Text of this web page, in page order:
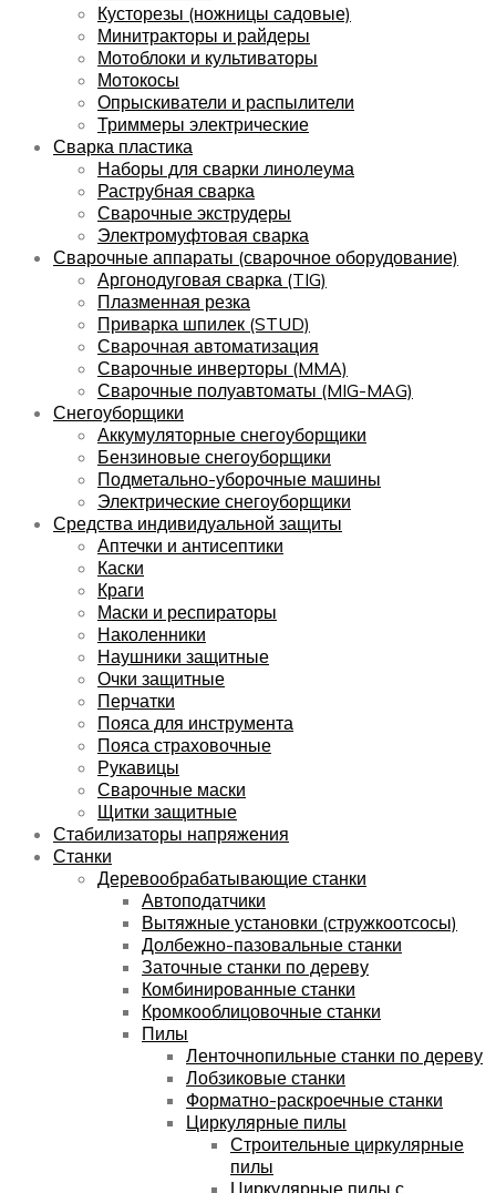
Кусторезы (ножницы садовые)
Минитракторы и райдеры
Мотоблоки и культиваторы
Мотокосы
Опрыскиватели и распылители
Триммеры электрические
Сварка пластика
Наборы для сварки линолеума
Раструбная сварка
Сварочные экструдеры
Электромуфтовая сварка
Сварочные аппараты (сварочное оборудование)
Аргонодуговая сварка (TIG)
Плазменная резка
Приварка шпилек (STUD)
Сварочная автоматизация
Сварочные инверторы (MMA)
Сварочные полуавтоматы (MIG-MAG)
Снегоуборщики
Аккумуляторные снегоуборщики
Бензиновые снегоуборщики
Подметально-уборочные машины
Электрические снегоуборщики
Средства индивидуальной защиты
Аптечки и антисептики
Каски
Краги
Маски и респираторы
Наколенники
Наушники защитные
Очки защитные
Перчатки
Пояса для инструмента
Пояса страховочные
Рукавицы
Сварочные маски
Щитки защитные
Стабилизаторы напряжения
Станки
Деревообрабатывающие станки
Автоподатчики
Вытяжные установки (стружкоотсосы)
Долбежно-пазовальные станки
Заточные станки по дереву
Комбинированные станки
Кромкооблицовочные станки
Пилы
Ленточнопильные станки по дереву
Лобзиковые станки
Форматно-раскроечные станки
Циркулярные пилы
Строительные циркулярные
пилы
Циркулярные пилы с